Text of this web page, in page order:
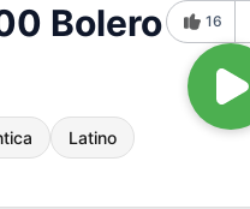
Bolero
Latino
16